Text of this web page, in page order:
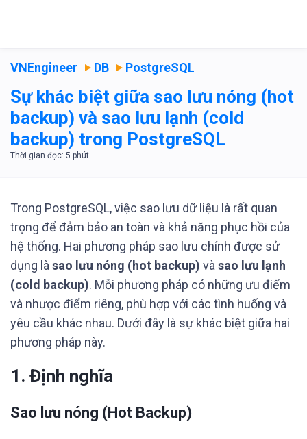
VNEngineer DB PostgreSQL
Sự khác biệt giữa sao lưu nóng (hot
backup) và sao lưu lạnh (cold
backup) trong PostgreSQL
Trong PostgreSQL, việc sao lưu dữ liệu là rất quan
trọng để đảm bảo an toàn và khả năng phục hồi của
hệ thống. Hai phương pháp sao lưu chính được sử
dụng là sao lưu nóng (hot backup) và sao lưu lạnh
(cold backup). Mỗi phương pháp có những ưu điểm
và nhược điểm riêng, phù hợp với các tình huống và
yêu cầu khác nhau. Dưới đây là sự khác biệt giữa hai
phương pháp này.
1. Định nghĩa
Sao lưu nóng (Hot Backup)